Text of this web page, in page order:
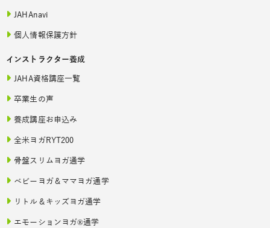
JAHAnavi
個人情報保護方針
インストラクター養成
JAHA資格講座一覧
卒業生の声
養成講座お申込み
全米ヨガRYT200
骨盤スリムヨガ通学
ベビーヨガ＆ママヨガ通学
リトル＆キッズヨガ通学
エモーションヨガ®通学